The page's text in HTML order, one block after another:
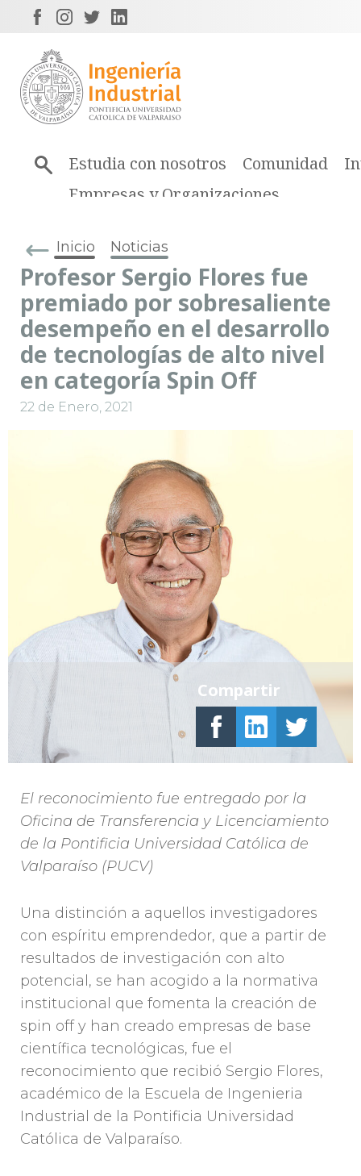
Estudia con nosotros Comunidad
Empresas y Organizaciones
Inicio Noticias
Profesor Sergio Flores fue
premiado por sobresaliente
desempeño en el desarrollo
de tecnologías de alto nivel
en categoría Spin Off
22 de Enero, 2021
El reconocimiento fue entregado por la
Oficina de Transferencia y Licenciamiento
de la Pontificia Universidad Católica de
Valparaíso (PUCV)
Una distinción a aquellos investigadores
con espíritu emprendedor, que a partir de
resultados de investigación con alto
potencial, se han acogido a la normativa
institucional que fomenta la creación de
spin off y han creado empresas de base
científica tecnológicas, fue el
reconocimiento que recibió Sergio Flores,
académico de la Escuela de Ingenieria
Industrial de la Pontificia Universidad
Católica de Valparaíso.
Compartir